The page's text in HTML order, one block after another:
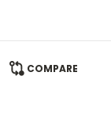
COMPARE